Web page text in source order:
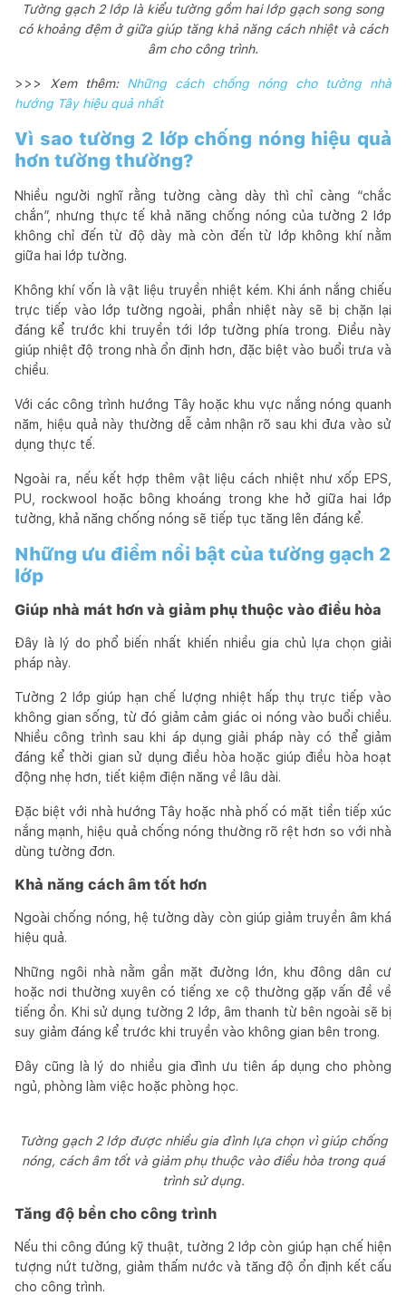
Tường gạch 2 lớp là kiểu tường gồm hai lớp gạch song song
có khoảng đệm ở giữa giúp tăng khả năng cách nhiệt và cách
âm cho công trình.
>>> Xem thêm: Những cách chống nóng cho tường nhà
hướng Tây hiệu quả nhất
Vì sao tường 2 lớp chống nóng hiệu quả
hơn tường thường?
Nhiều người nghĩ rằng tường càng dày thì chỉ càng “chắc
chắn”, nhưng thực tế khả năng chống nóng của tường 2 lớp
không chỉ đến từ độ dày mà còn đến từ lớp không khí nằm
giữa hai lớp tường.
Không khí vốn là vật liệu truyền nhiệt kém. Khi ánh nắng chiếu
trực tiếp vào lớp tường ngoài, phần nhiệt này sẽ bị chặn lại
đáng kể trước khi truyền tới lớp tường phía trong. Điều này
giúp nhiệt độ trong nhà ổn định hơn, đặc biệt vào buổi trưa và
chiều.
Với các công trình hướng Tây hoặc khu vực nắng nóng quanh
năm, hiệu quả này thường dễ cảm nhận rõ sau khi đưa vào sử
dụng thực tế.
Ngoài ra, nếu kết hợp thêm vật liệu cách nhiệt như xốp EPS,
PU, rockwool hoặc bông khoáng trong khe hở giữa hai lớp
tường, khả năng chống nóng sẽ tiếp tục tăng lên đáng kể.
Những ưu điểm nổi bật của tường gạch 2
lớp
Giúp nhà mát hơn và giảm phụ thuộc vào điều hòa
Đây là lý do phổ biến nhất khiến nhiều gia chủ lựa chọn giải
pháp này.
Tường 2 lớp giúp hạn chế lượng nhiệt hấp thụ trực tiếp vào
không gian sống, từ đó giảm cảm giác oi nóng vào buổi chiều.
Nhiều công trình sau khi áp dụng giải pháp này có thể giảm
đáng kể thời gian sử dụng điều hòa hoặc giúp điều hòa hoạt
động nhẹ hơn, tiết kiệm điện năng về lâu dài.
Đặc biệt với nhà hướng Tây hoặc nhà phố có mặt tiền tiếp xúc
nắng mạnh, hiệu quả chống nóng thường rõ rệt hơn so với nhà
dùng tường đơn.
Khả năng cách âm tốt hơn
Ngoài chống nóng, hệ tường dày còn giúp giảm truyền âm khá
hiệu quả.
Những ngôi nhà nằm gần mặt đường lớn, khu đông dân cư
hoặc nơi thường xuyên có tiếng xe cộ thường gặp vấn đề về
tiếng ồn. Khi sử dụng tường 2 lớp, âm thanh từ bên ngoài sẽ bị
suy giảm đáng kể trước khi truyền vào không gian bên trong.
Đây cũng là lý do nhiều gia đình ưu tiên áp dụng cho phòng
ngủ, phòng làm việc hoặc phòng học.
Tường gạch 2 lớp được nhiều gia đình lựa chọn vì giúp chống
nóng, cách âm tốt và giảm phụ thuộc vào điều hòa trong quá
trình sử dụng.
Tăng độ bền cho công trình
Nếu thi công đúng kỹ thuật, tường 2 lớp còn giúp hạn chế hiện
tượng nứt tường, giảm thấm nước và tăng độ ổn định kết cấu
cho công trình.